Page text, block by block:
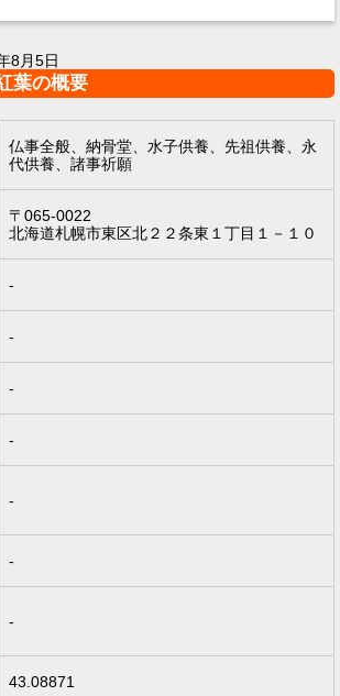
8月5日
葉の概要
仏事全般、納骨堂、水子供養、先祖供養、永
代供養、諸事祈願
〒065-0022
北海道札幌市東区北２２条東１丁目１－１０
-
-
-
-
-
-
-
43.08871